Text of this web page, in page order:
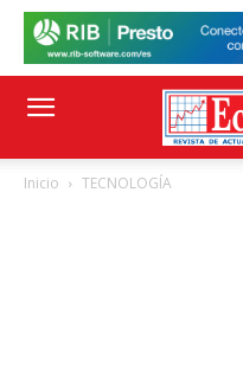
Inicio TECNOLOGÍA